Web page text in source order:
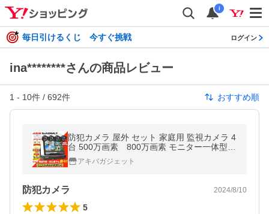
i
毎日引けるくじ 今すぐ挑戦 ログイン
ina********さんの商品レビュー
1 - 10件 / 692件 おすすめ順
防犯カメラ 屋外 セット 家庭用 監視カメラ 4
台 500万画素 800万画素 モニター一体型
ワイヤレス wifi HDD内蔵 常時録画 簡単設定
1年保証
アキバガジェット
防犯カメラ 2024/8/10
5